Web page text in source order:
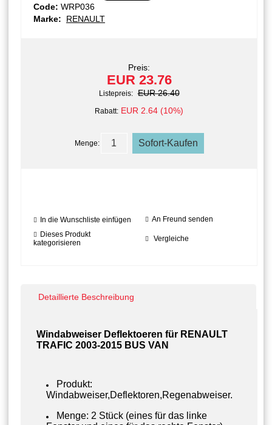
Code: WRP036
Marke:
RENAULT
Preis:
EUR 23.76
Listepreis: EUR 26.40
Rabatt: EUR 2.64 (10%)
Menge:
In die Wunschliste einfügen
An Freund senden
Dieses Produkt
kategorisieren
Vergleiche
Detaillierte Beschreibung
Windabweiser Deflektoeren für RENAULT
TRAFIC 2003-2015 BUS VAN
Produkt:
Windabweiser,Deflektoren,Regenabweiser.
Menge: 2 Stück (eines für das linke